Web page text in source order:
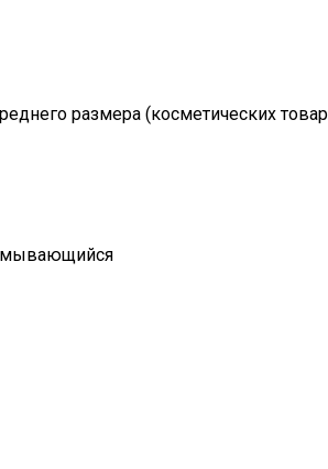
размера (косметических